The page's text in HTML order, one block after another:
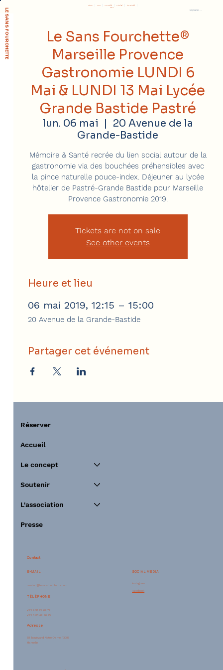
Réserver Accueil Le concept Soutenir L'association
Presse
Espace membre
LE SANS FOURCHETTE
Le Sans Fourchette®
Marseille Provence
Gastronomie LUNDI 6
Mai & LUNDI 13 Mai Lycée
Grande Bastide Pastré
lun. 06 mai
  |
20 Avenue de la
Grande-Bastide
Mémoire & Santé recrée du lien social autour de la
gastronomie via des bouchées préhensibles avec
la pince naturelle pouce-index. Déjeuner au lycée
hôtelier de Pastré-Grande Bastide pour Marseille
Provence Gastronomie 2019.
Tickets are not on sale
See other events
Heure et lieu
06 mai 2019, 12:15 – 15:00
20 Avenue de la Grande-Bastide
Partager cet événement
Contact
E-MAIL
contact@lesansfourchette.com
TÉLÉPHONE
+33 4 91 33 69 73
+33 6 08 49 36 95
SOCIAL MEDIA
Instagram
Facebook
Adresse
58 boulevard Notre-Dame, 13006
Marseille
Réserver
Accueil
Le concept
Soutenir
L'association
Presse